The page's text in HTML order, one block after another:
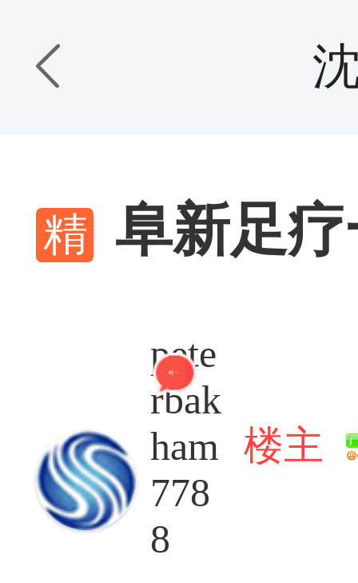
阜新足
精 + 4
pete
rbak
ham
778
8
楼主